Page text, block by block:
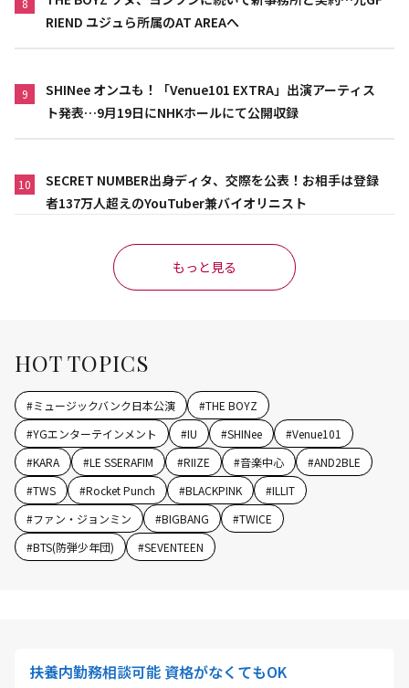
8
RIEND ユジュら所属のAT AREAへ
9
SHINee オンユも！「Venue101 EXTRA」出演アーティス
ト発表…9月19日にNHKホールにて公開収録
10
SECRET NUMBER出身ディタ、交際を公表！お相手は登録
者137万人超えのYouTuber兼バイオリニスト
もっと見る
HOT TOPICS
#ミュージックバンク日本公演 #THE BOYZ
#YGエンターテインメント #IU #SHINee #Venue101
#KARA #LE SSERAFIM #RIIZE #音楽中心 #AND2BLE
#TWS #Rocket Punch #BLACKPINK #ILLIT
#ファン・ジョンミン #BIGBANG #TWICE
#BTS(防弾少年団) #SEVENTEEN
扶養内勤務相談可能 資格がなくてもOK